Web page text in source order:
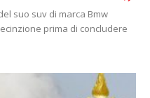
suo suv di marca Bmw
prima di concludere